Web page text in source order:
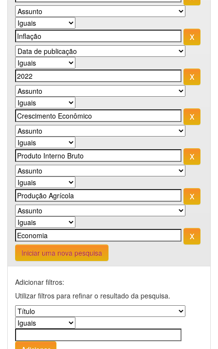
Iniciar uma nova pesquisa
Adicionar filtros:
Utilizar filtros para refinar o resultado da pesquisa.